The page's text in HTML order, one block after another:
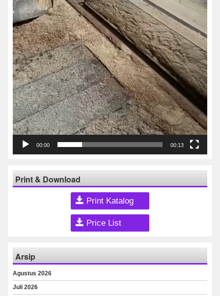
00:00 00:13
Print & Download
Print Katalog
Price List
Arsip
Agustus 2026
Juli 2026